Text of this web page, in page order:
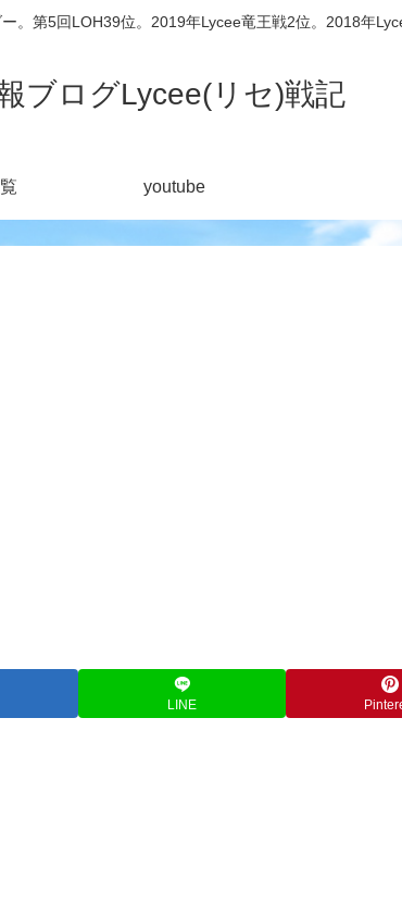
第5回LOH39位。2019年Lycee竜王戦2位。2018年
ブログLycee(リセ)戦記
youtube
LINE